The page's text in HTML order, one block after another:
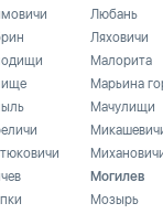
Любань
Ляховичи
Малорита
Марьина
Мачулищи
Могилев
Мозырь